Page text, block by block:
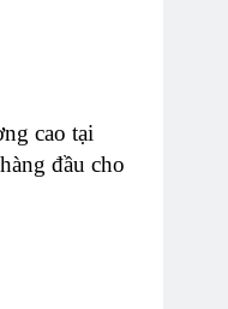
cao tại
đầu cho